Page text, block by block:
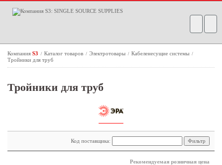
Компания S3 / Каталог товаров / Электротовары / Кабеленесущие системы /
Тройники для труб
Тройники для труб
Код поставщика:
Рекомендуемая розничная цена